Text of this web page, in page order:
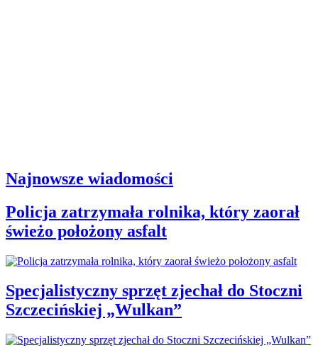
Najnowsze wiadomości
Policja zatrzymała rolnika, który zaorał
świeżo położony asfalt
Specjalistyczny sprzęt zjechał do Stoczni
Szczecińskiej „Wulkan”